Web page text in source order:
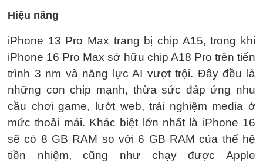
Hiệu năng
iPhone 13 Pro Max trang bị chip A15, trong khi
iPhone 16 Pro Max sở hữu chip A18 Pro trên tiến
trình 3 nm và năng lực AI vượt trội. Đây đều là
những con chip mạnh, thừa sức đáp ứng nhu
cầu chơi game, lướt web, trải nghiệm media ở
mức thoải mái. Khác biệt lớn nhất là iPhone 16
sẽ có 8 GB RAM so với 6 GB RAM của thế hệ
tiền nhiệm, cũng như chạy được Apple